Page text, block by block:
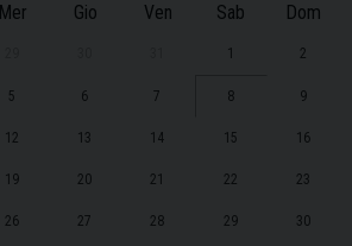
Mer Gio Ven Sab Dom
1 2
5 6 7 8 9
12 13 14 15 16
19 20 21 22 23
26 27 28 29 30